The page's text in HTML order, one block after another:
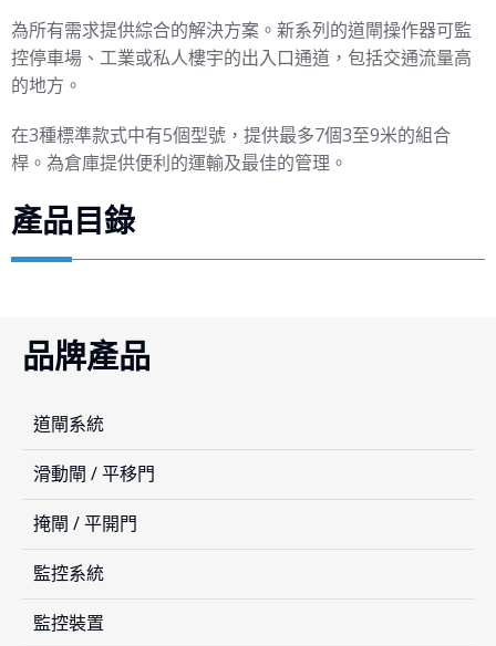
為所有需求提供綜合的解決方案。新系列的道閘操作器可監
控停車場、工業或私人樓宇的出入口通道，包括交通流量高
的地方。
在3種標準款式中有5個型號，提供最多7個3至9米的組合
桿。為倉庫提供便利的運輸及最佳的管理。
產品目錄
品牌產品
道閘系統
滑動閘 / 平移門
掩閘 / 平開門
監控系統
監控裝置